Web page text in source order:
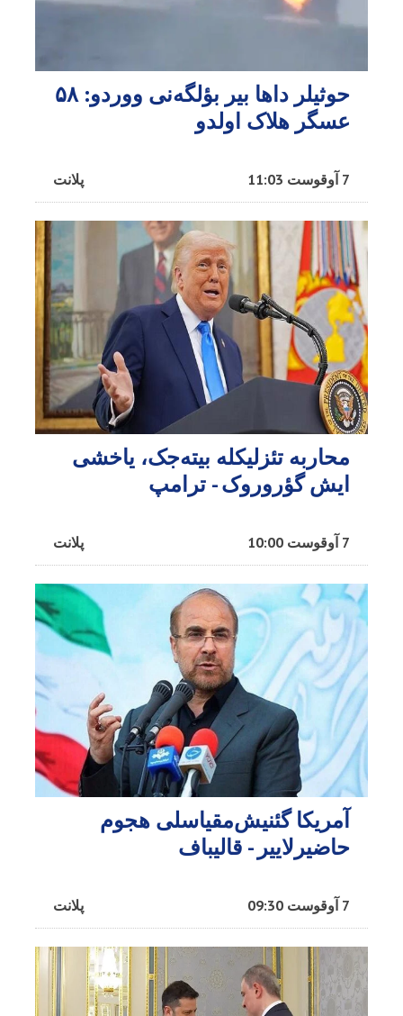
حوثیلر داها بیر بؤلگه‌نی ووردو: ۵۸
عسگر هلاک اولدو
پلانت 7 آوقوست 11:03
محاربه تئزلیکله بیته‌جک، یاخشی
ایش گؤروروک - ترامپ
پلانت 7 آوقوست 10:00
آمریکا گئنیش‌مقیاسلی هجوم
حاضیرلاییر - قالیباف
پلانت 7 آوقوست 09:30